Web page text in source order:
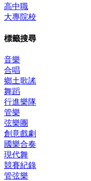
高中職
大專院校
標籤搜尋
音樂
合唱
鄉土歌謠
舞蹈
行進樂隊
管樂
弦樂團
創意戲劇
國樂合奏
現代舞
競賽紀錄
管弦樂